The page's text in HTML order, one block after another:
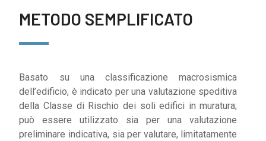
METODO SEMPLIFICATO
Basato su una classificazione macrosismica
dell’edificio, è indicato per una valutazione speditiva
della Classe di Rischio dei soli edifici in muratura;
può essere utilizzato sia per una valutazione
preliminare indicativa, sia per valutare, limitatamente